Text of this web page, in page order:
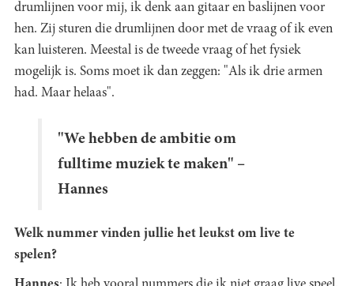
drumlijnen voor mij, ik denk aan gitaar en baslijnen voor
hen. Zij sturen die drumlijnen door met de vraag of ik even
kan luisteren. Meestal is de tweede vraag of het fysiek
mogelijk is. Soms moet ik dan zeggen: "Als ik drie armen
had. Maar helaas".
"We hebben de ambitie om
fulltime muziek te maken" –
Hannes
Welk nummer vinden jullie het leukst om live te
spelen?